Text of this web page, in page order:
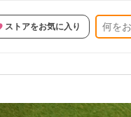
ストアをお気に入り